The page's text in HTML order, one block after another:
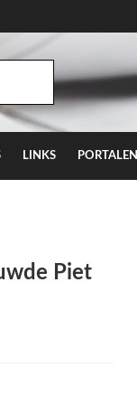
LINKS PORTALEN
Piet